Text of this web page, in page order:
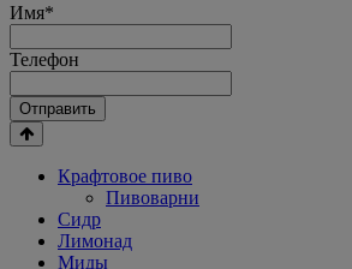
Имя*
Телефон
Отправить
Крафтовое пиво
Пивоварни
Сидр
Лимонад
Миды